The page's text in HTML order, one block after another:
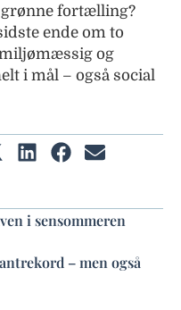
fortælling?
ende om to
og
i mål – også social
i sensommeren
– men også